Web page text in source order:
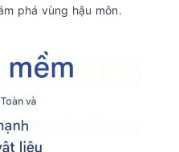
phá vùng hậu môn.